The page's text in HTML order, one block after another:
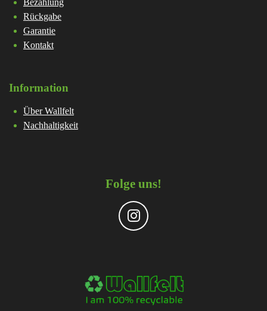
Bezahlung
Rückgabe
Garantie
Kontakt
Information
Über Wallfelt
Nachhaltigkeit
Folge uns!
I
a
g
r